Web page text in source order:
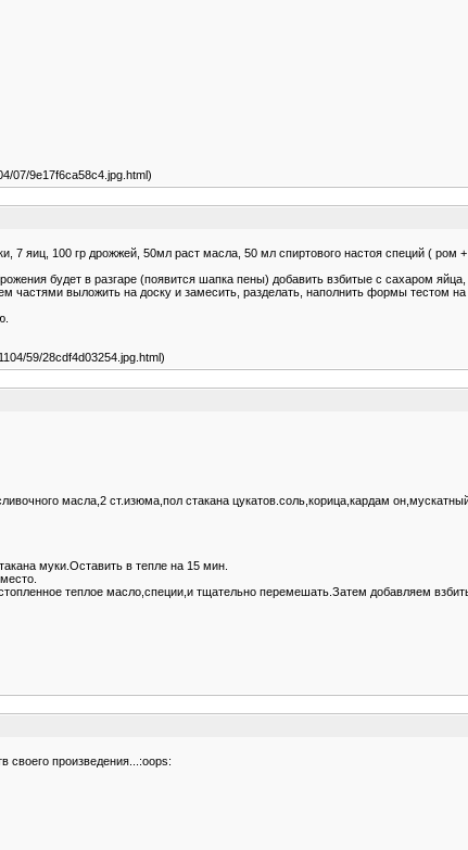
07/9e17f6ca58c4.jpg.html)
7 яиц, 100 гр дрожжей, 50мл раст масла, 50 мл спиртового настоя специй ( ром
будет в разгаре (появится шапка пены) добавить взбитые с сахаром
частями выложить на доску и замесить, разделать, наполнить формы тестом
59/28cdf4d03254.jpg.html)
масла,2 ст.изюма,пол стакана цукатов.соль ,корица,кардам
муки.Оставить в тепле на 15 мин.
теплое масло,специи,и тщательно перемешать.Затем добавляем
своего произведения...:oops: